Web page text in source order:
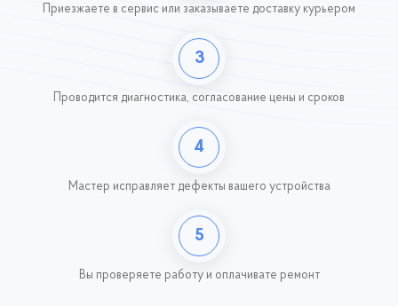
Приезжаете в сервис или заказываете доставку курьером
3
Проводится диагностика, согласование цены и сроков
4
Мастер исправляет дефекты вашего устройства
5
Вы проверяете работу и оплачивате ремонт